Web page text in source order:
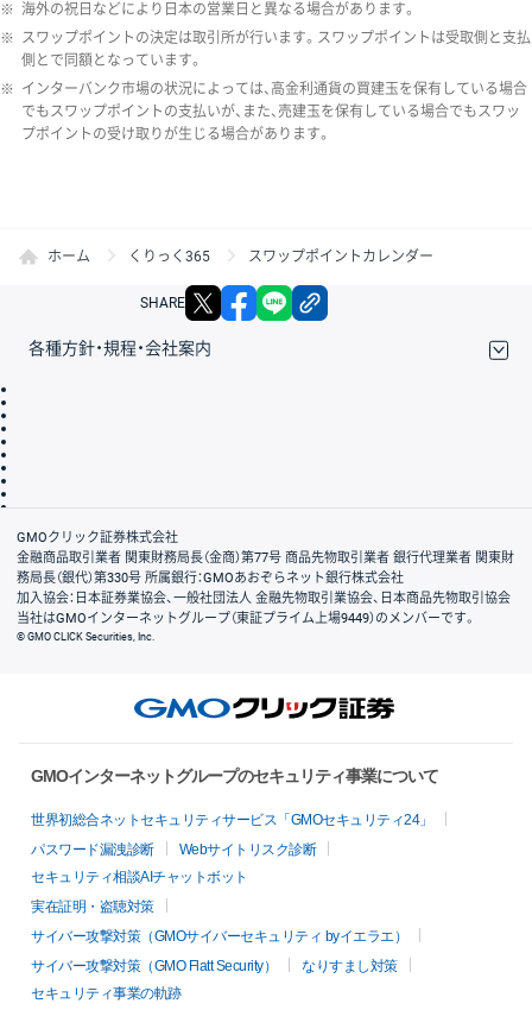
※ 海外の祝日などにより日本の営業日と異なる場合があります。
※ スワップポイントの決定は取引所が行います。スワップポイントは受取側と支払
側とで同額となっています。
※ インターバンク市場の状況によっては、高金利通貨の買建玉を保有している場合
でもスワップポイントの支払いが、また、売建玉を保有している場合でもスワッ
プポイントの受け取りが生じる場合があります。
ホーム くりっく365 スワップポイントカレンダー
SHARE X facebook
各種方針・規程・会社案内
会社案内
GMOクリック証券株式会社
金融商品取引業者 関東財務局長（金商）第77号 商品先物取引業者 銀行代理業者 関東財
務局長（銀代）第330号 所属銀行：GMOあおぞらネット銀行株式会社
加入協会：日本証券業協会、一般社団法人 金融先物取引業協会、日本商品先物取引協会
当社はGMOインターネットグループ（東証プライム上場9449）のメンバーです。
© GMO CLICK Securities, Inc.
GMOインターネットグループのセキュリティ事業について
世界初総合ネットセキュリティサービス「GMOセキュリティ24」
パスワード漏洩診断
Webサイトリスク診断
セキュリティ相談AIチャットボット
実在証明・盗聴対策
サイバー攻撃対策（GMOサイバーセキュリティ byイエラエ）
サイバー攻撃対策（GMO Flatt Security）
なりすまし対策
セキュリティ事業の軌跡